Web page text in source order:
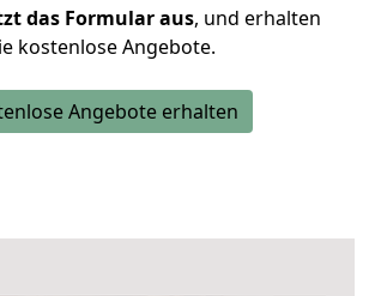
das Formular aus, und erhalten
kostenlose Angebote.
Angebote erhalten